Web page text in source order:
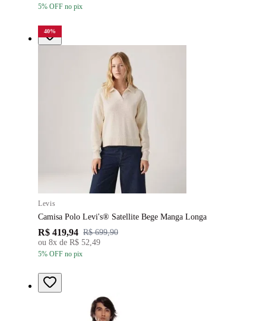
5% OFF no pix
40%
Levis
Camisa Polo Levi's® Satellite Bege Manga Longa
R$ 419,94 R$ 699,90
ou 8x de R$ 52,49
5% OFF no pix